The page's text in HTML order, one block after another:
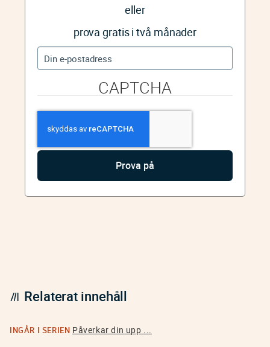
eller
prova gratis i två månader
CAPTCHA
Relaterat innehåll
INGÅR I SERIEN Påverkar din upp ...